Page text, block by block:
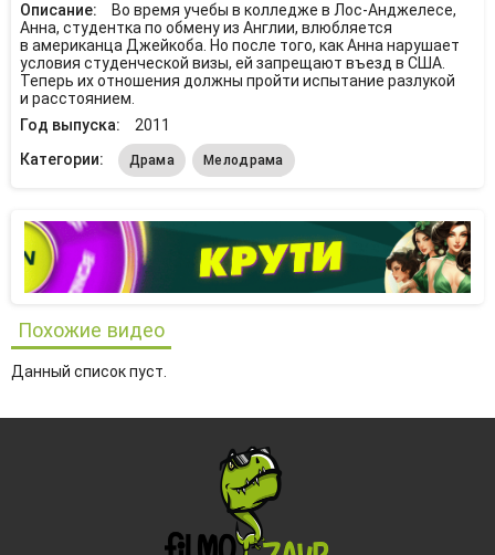
Описание:
Во время учебы в колледже в Лос-Анджелесе,
Анна, студентка по обмену из Англии, влюбляется
в американца Джейкоба. Но после того, как Анна нарушает
условия студенческой визы, ей запрещают въезд в США.
Теперь их отношения должны пройти испытание разлукой
и расстоянием.
Год выпуска:
2011
Категории:
Драма Мелодрама
Похожие видео
Данный список пуст.